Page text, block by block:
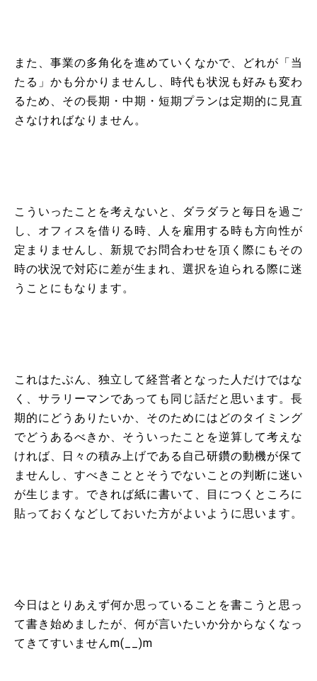
また、事業の多角化を進めていくなかで、どれが「当
たる」かも分かりませんし、時代も状況も好みも変わ
るため、その長期・中期・短期プランは定期的に見直
さなければなりません。
こういったことを考えないと、ダラダラと毎日を過ご
し、オフィスを借りる時、人を雇用する時も方向性が
定まりませんし、新規でお問合わせを頂く際にもその
時の状況で対応に差が生まれ、選択を迫られる際に迷
うことにもなります。
これはたぶん、独立して経営者となった人だけではな
く、サラリーマンであっても同じ話だと思います。長
期的にどうありたいか、そのためにはどのタイミング
でどうあるべきか、そういったことを逆算して考えな
ければ、日々の積み上げである自己研鑽の動機が保て
ませんし、すべきこととそうでないことの判断に迷い
が生じます。できれば紙に書いて、目につくところに
貼っておくなどしておいた方がよいように思います。
今日はとりあえず何か思っていることを書こうと思っ
て書き始めましたが、何が言いたいか分からなくなっ
てきてすいませんm(__)m